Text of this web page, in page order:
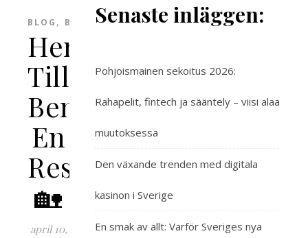
BLOG , BLOGG
Hem
Till
Bengt:
En
Resa
🏡
april 10,
Senaste inläggen:
Pohjoismainen sekoitus 2026:
Rahapelit, fintech ja sääntely – viisi alaa
muutoksessa
Den växande trenden med digitala
kasinon i Sverige
En smak av allt: Varför Sveriges nya